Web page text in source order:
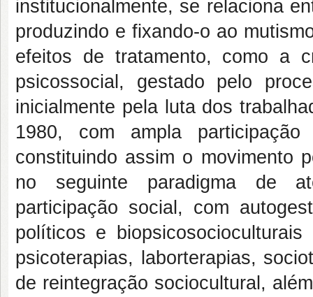
institucionalmente, se relaciona
produzindo e fixando-o ao
efeitos de tratamento, como a
psicossocial, gestado pelo
inicialmente pela luta dos
1980, com ampla
constituindo assim o movimento
no seguinte paradigma de
participação social, com
políticos e
psicoterapias, laborterapias,
de reintegração sociocultural,